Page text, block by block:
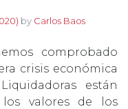
by Carlos Baos
comprobado
crisis económica
están
valores de los